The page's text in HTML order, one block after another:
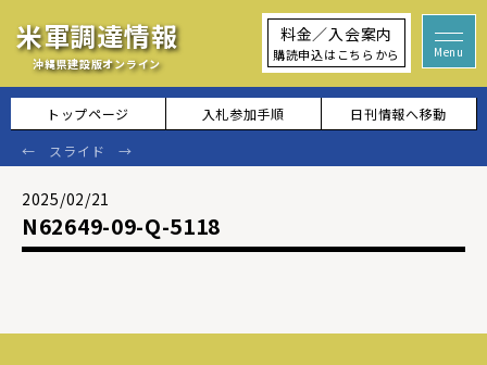
米軍調達情報
沖縄県建設版オンライン
料金／入会案内
購読申込はこちらから
トップページ 入札参加手順 日刊情報へ移動
2025/02/21
N62649-09-Q-5118